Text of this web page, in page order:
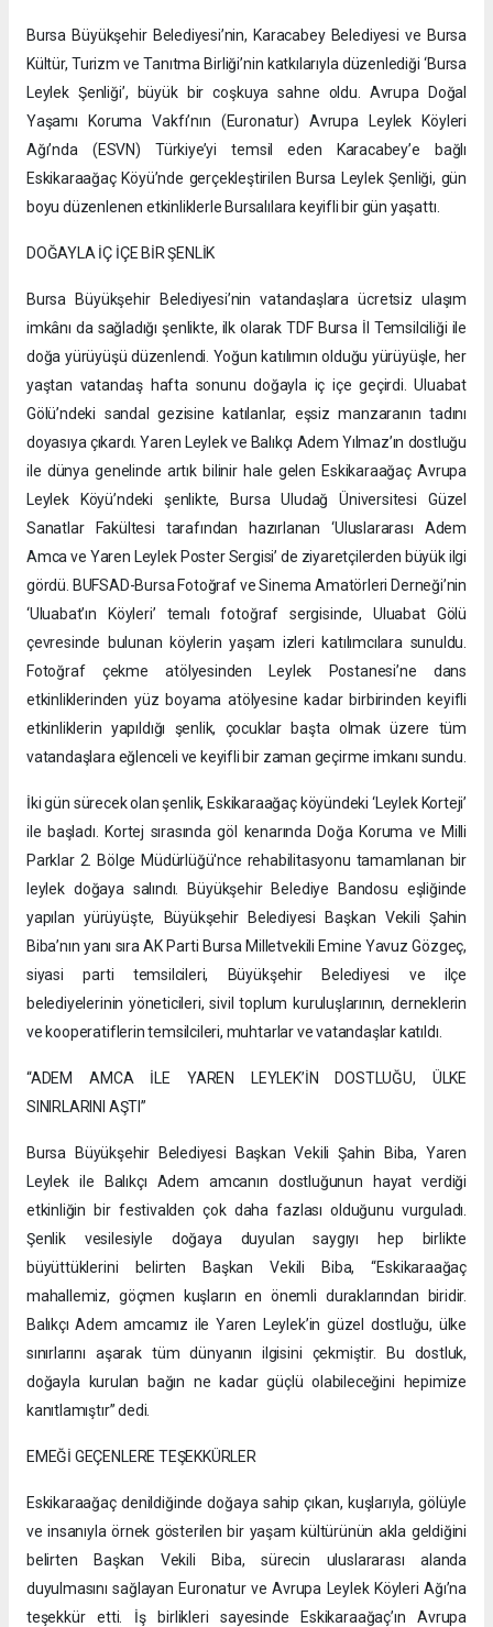
Bursa Büyükşehir Belediyesi’nin, Karacabey Belediyesi ve Bursa
Kültür, Turizm ve Tanıtma Birliği’nin katkılarıyla düzenlediği ‘Bursa
Leylek Şenliği’, büyük bir coşkuya sahne oldu. Avrupa Doğal
Yaşamı Koruma Vakfı’nın (Euronatur) Avrupa Leylek Köyleri
Ağı’nda (ESVN) Türkiye’yi temsil eden Karacabey’e bağlı
Eskikaraağaç Köyü’nde gerçekleştirilen Bursa Leylek Şenliği, gün
boyu düzenlenen etkinliklerle Bursalılara keyifli bir gün yaşattı.
DOĞAYLA İÇ İÇE BİR ŞENLİK
Bursa Büyükşehir Belediyesi’nin vatandaşlara ücretsiz ulaşım
imkânı da sağladığı şenlikte, ilk olarak TDF Bursa İl Temsilciliği ile
doğa yürüyüşü düzenlendi. Yoğun katılımın olduğu yürüyüşle, her
yaştan vatandaş hafta sonunu doğayla iç içe geçirdi. Uluabat
Gölü’ndeki sandal gezisine katılanlar, eşsiz manzaranın tadını
doyasıya çıkardı. Yaren Leylek ve Balıkçı Adem Yılmaz’ın dostluğu
ile dünya genelinde artık bilinir hale gelen Eskikaraağaç Avrupa
Leylek Köyü’ndeki şenlikte, Bursa Uludağ Üniversitesi Güzel
Sanatlar Fakültesi tarafından hazırlanan ‘Uluslararası Adem
Amca ve Yaren Leylek Poster Sergisi’ de ziyaretçilerden büyük ilgi
gördü. BUFSAD-Bursa Fotoğraf ve Sinema Amatörleri Derneği’nin
‘Uluabat’ın Köyleri’ temalı fotoğraf sergisinde, Uluabat Gölü
çevresinde bulunan köylerin yaşam izleri katılımcılara sunuldu.
Fotoğraf çekme atölyesinden Leylek Postanesi’ne dans
etkinliklerinden yüz boyama atölyesine kadar birbirinden keyifli
etkinliklerin yapıldığı şenlik, çocuklar başta olmak üzere tüm
vatandaşlara eğlenceli ve keyifli bir zaman geçirme imkanı sundu.
İki gün sürecek olan şenlik, Eskikaraağaç köyündeki ‘Leylek Korteji’
ile başladı. Kortej sırasında göl kenarında Doğa Koruma ve Milli
Parklar 2. Bölge Müdürlüğü'nce rehabilitasyonu tamamlanan bir
leylek doğaya salındı. Büyükşehir Belediye Bandosu eşliğinde
yapılan yürüyüşte, Büyükşehir Belediyesi Başkan Vekili Şahin
Biba’nın yanı sıra AK Parti Bursa Milletvekili Emine Yavuz Gözgeç,
siyasi parti temsilcileri, Büyükşehir Belediyesi ve ilçe
belediyelerinin yöneticileri, sivil toplum kuruluşlarının, derneklerin
ve kooperatiflerin temsilcileri, muhtarlar ve vatandaşlar katıldı.
“ADEM AMCA İLE YAREN LEYLEK’İN DOSTLUĞU, ÜLKE
SINIRLARINI AŞTI”
Bursa Büyükşehir Belediyesi Başkan Vekili Şahin Biba, Yaren
Leylek ile Balıkçı Adem amcanın dostluğunun hayat verdiği
etkinliğin bir festivalden çok daha fazlası olduğunu vurguladı.
Şenlik vesilesiyle doğaya duyulan saygıyı hep birlikte
büyüttüklerini belirten Başkan Vekili Biba, “Eskikaraağaç
mahallemiz, göçmen kuşların en önemli duraklarından biridir.
Balıkçı Adem amcamız ile Yaren Leylek’in güzel dostluğu, ülke
sınırlarını aşarak tüm dünyanın ilgisini çekmiştir. Bu dostluk,
doğayla kurulan bağın ne kadar güçlü olabileceğini hepimize
kanıtlamıştır” dedi.
EMEĞİ GEÇENLERE TEŞEKKÜRLER
Eskikaraağaç denildiğinde doğaya sahip çıkan, kuşlarıyla, gölüyle
ve insanıyla örnek gösterilen bir yaşam kültürünün akla geldiğini
belirten Başkan Vekili Biba, sürecin uluslararası alanda
duyulmasını sağlayan Euronatur ve Avrupa Leylek Köyleri Ağı’na
teşekkür etti. İş birlikleri sayesinde Eskikaraağaç’ın Avrupa